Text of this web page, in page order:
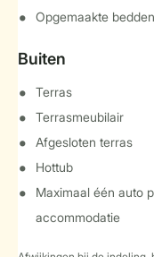
Opgemaakte
Buiten
Terras
Terrasmeubilair
Afgesloten terras
Hottub
Maximaal één auto
accommodatie